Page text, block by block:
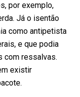
por exemplo,
Já o isentão
como antipetista
e que podia
com ressalvas.
existir